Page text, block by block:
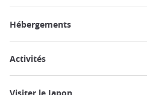
Hébergements
Activités